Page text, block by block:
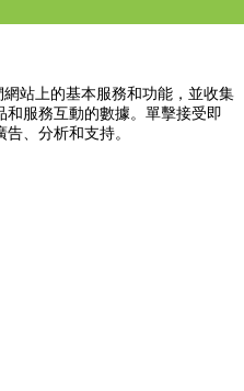
站上的基本服務和功能，並收集
服務互動的數據。單擊接受即
、分析和支持。